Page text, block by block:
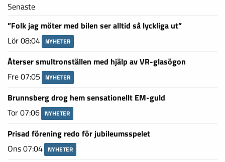
Senaste
”Folk jag möter med bilen ser alltid så lyckliga ut”
Lör 08:04 NYHETER
Återser smultronställen med hjälp av VR-glasögon
Fre 07:05
NYHETER
Brunnsberg drog hem sensationellt EM-guld
Tor 07:06 NYHETER
Prisad förening redo för jubileumsspelet
Ons 07:04 NYHETER